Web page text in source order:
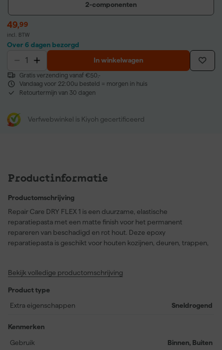
2-componenten
49,99
incl. BTW
Over 6 dagen bezorgd
In winkelwagen
Gratis verzending vanaf €50,-
Vandaag voor 22:00u besteld = morgen in huis
Retourtermijn van 30 dagen
Verfwebwinkel is Kiyoh gecertificeerd
Productinformatie
Productomschrijving
Repair Care DRY FLEX 1 is een duurzame, elastische
reparatiepasta met een matte finish voor het permanent
repareren van beschadigd en rot hout. Deze epoxy
reparatiepasta is geschikt voor houten kozijnen, deuren, trappen,
metaal. DRY FLEX 1 is speciaal ontwikkeld voor zeer snelle, kleine
gebruiken.
professionele reparatie die zich gedraagt als hout en ook op
overschilderbaar na slechts 1 uur bij 20°C, zakt niet uit, krimpt niet
Bekijk volledige productomschrijving
Product type
Extra eigenschappen
Sneldrogend
Kenmerken
Gebruik
Binnen, Buiten